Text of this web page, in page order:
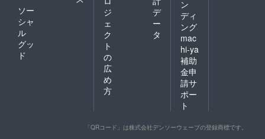
ソー
シャ
ル
グッ
ド
ジ
ェ
ク
ト
の
広
め
方
デ
ー
タ
ン
ディ
ング
mac
hi-ya
補助
金申
請サ
ポー
ト
「QRコード」は株式会社デンソーウェーブの登録商標です。